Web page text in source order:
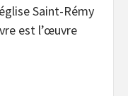
Saint-Rémy
est l’œuvre